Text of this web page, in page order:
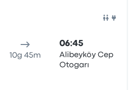
10g 45m
06:45
Alibeyköy Cep
Otogarı